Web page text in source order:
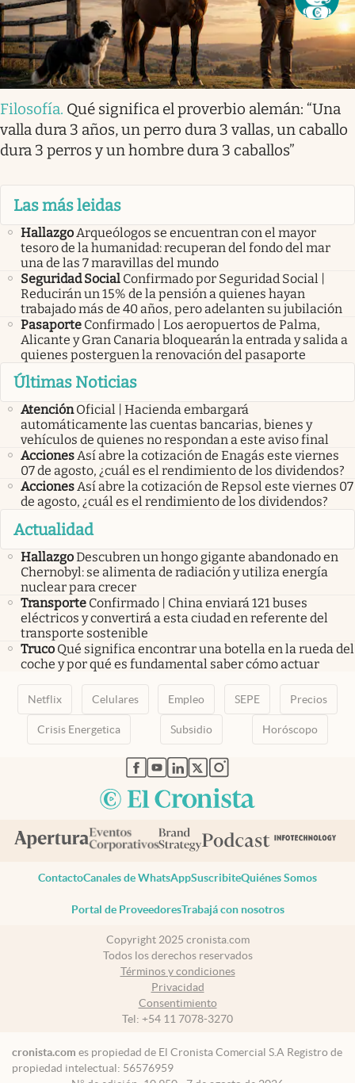
Filosofía. Qué significa el proverbio alemán: “Una
valla dura 3 años, un perro dura 3 vallas, un caballo
dura 3 perros y un hombre dura 3 caballos”
Las más leidas
HallazgoArqueólogos se encuentran con el mayor
tesoro de la humanidad: recuperan del fondo del mar
una de las 7 maravillas del mundo
Seguridad Social Confirmado por Seguridad Social |
Reducirán un 15% de la pensión a quienes hayan
trabajado más de 40 años, pero adelanten su jubilación
Pasaporte Confirmado | Los aeropuertos de Palma,
Alicante y Gran Canaria bloquearán la entrada y salida a
quienes posterguen la renovación del pasaporte
Últimas Noticias
Atención Oficial | Hacienda embargará
automáticamente las cuentas bancarias, bienes y
vehículos de quienes no respondan a este aviso final
AccionesAsí abre la cotización de Enagás este viernes
07 de agosto, ¿cuál es el rendimiento de los dividendos?
AccionesAsí abre la cotización de Repsol este viernes 07
de agosto, ¿cuál es el rendimiento de los dividendos?
Actualidad
HallazgoDescubren un hongo gigante abandonado en
Chernobyl: se alimenta de radiación y utiliza energía
nuclear para crecer
Transporte Confirmado | China enviará 121 buses
eléctricos y convertirá a esta ciudad en referente del
transporte sostenible
Truco Qué significa encontrar una botella en la rueda del
coche y por qué es fundamental saber cómo actuar
Netflix Celulares Empleo SEPE Precios
Crisis Energetica Subsidio Horóscopo
abre en nueva pestaña
abre en nueva pestaña
abre en nueva pestaña
abre en nueva pestaña
abre en nueva pestaña
ContactoCanales de WhatsAppSuscribiteQuiénes Somos
Portal de ProveedoresTrabajá con nosotros
Copyright 2025 cronista.com
Todos los derechos reservados
Términos y condiciones
Privacidad
Consentimiento
Tel: +54 11 7078-3270
cronista.com es propiedad de El Cronista Comercial S.A Registro de
propiedad intelectual: 56576959